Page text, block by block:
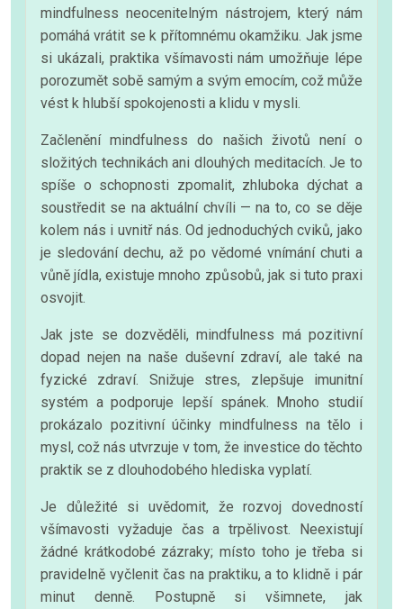
mindfulness neocenitelným nástrojem, který nám
pomáhá vrátit se k přítomnému okamžiku. Jak jsme
si ukázali, praktika všímavosti nám umožňuje lépe
porozumět sobě samým a svým emocím, což může
vést k hlubší spokojenosti a klidu v mysli.
Začlenění mindfulness do našich životů není o
složitých technikách ani dlouhých meditacích. Je to
spíše o schopnosti zpomalit, zhluboka dýchat a
soustředit se na aktuální chvíli — na to, co se děje
kolem nás i uvnitř nás. Od jednoduchých cviků, jako
je sledování dechu, až po vědomé vnímání chuti a
vůně jídla, existuje mnoho způsobů, jak si tuto praxi
osvojit.
Jak jste se dozvěděli, mindfulness má pozitivní
dopad nejen na naše duševní zdraví, ale také na
fyzické zdraví. Snižuje stres, zlepšuje imunitní
systém a podporuje lepší spánek. Mnoho studií
prokázalo pozitivní účinky mindfulness na tělo i
mysl, což nás utvrzuje v tom, že investice do těchto
praktik se z dlouhodobého hlediska vyplatí.
Je důležité si uvědomit, že rozvoj dovedností
všímavosti vyžaduje čas a trpělivost. Neexistují
žádné krátkodobé zázraky; místo toho je třeba si
pravidelně vyčlenit čas na praktiku, a to klidně i pár
minut denně. Postupně si všimnete, jak